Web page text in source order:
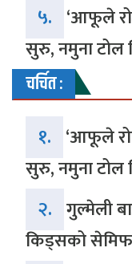
५. ‘आफूले
सुरु, नमुना टोल
चर्चित :
१. ‘आफूले
सुरु, नमुना टोल
२. गुल्मेली
किड्सको